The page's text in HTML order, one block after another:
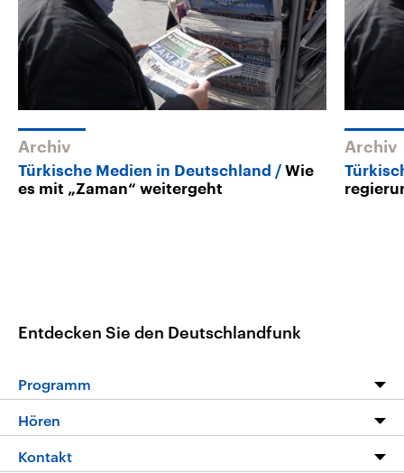
Archiv
Türkische Medien in Deutschland
Wie
es mit „Zaman“ weitergeht
Archiv
Entdecken Sie den Deutschlandfunk
Programm
Programm
Hören
Livestream
Kontakt